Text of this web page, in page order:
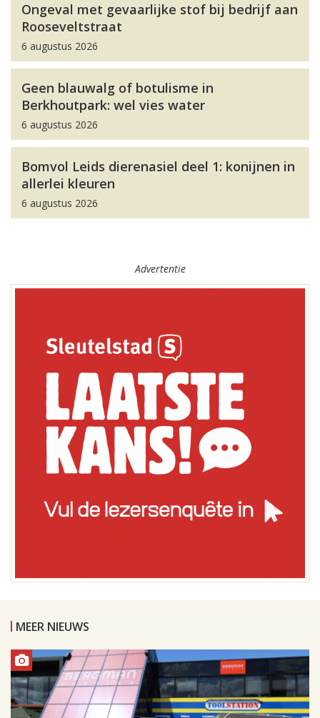
Ongeval met gevaarlijke stof bij bedrijf aan
Rooseveltstraat
6 augustus 2026
Geen blauwalg of botulisme in
Berkhoutpark: wel vies water
6 augustus 2026
Bomvol Leids dierenasiel deel 1: konijnen in
allerlei kleuren
6 augustus 2026
Advertentie
MEER NIEUWS